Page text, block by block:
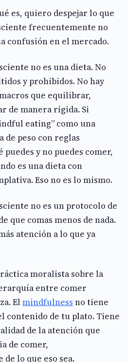
es, quiero despejar lo que
frecuentemente no
confusión en el mercado.
no es una dieta. No
y prohibidos. No hay
que equilibrar,
de manera rígida. Si
eating” como una
de peso con reglas
puedes y no puedes comer,
es una dieta con
Eso no es lo mismo.
no es un protocolo de
que comas menos de nada.
atención a lo que ya
moralista sobre la
entre comer
El mindfulness no tiene
contenido de tu plato. Tiene
de la atención que
de comer,
lo que eso sea.